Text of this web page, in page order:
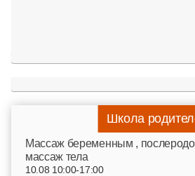
Школа
Mассаж беременным ,
массаж тела
10.08 10:00-17:00